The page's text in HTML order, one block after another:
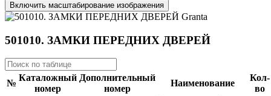
Включить масштабирование изображения
501010. ЗАМКИ ПЕРЕДНИХ ДВЕРЕЙ
№
Каталожный
номер
Дополнительный
номер
Наименование
Кол-
во